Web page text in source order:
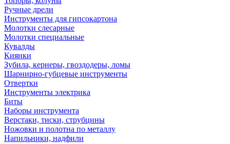
Ручные дрели
Инструменты для гипсокартона
Молотки слесарные
Молотки специальные
Кувалды
Киянки
Зубила, кернеры, гвоздодеры, ломы
Шарнирно-губцевые инструменты
Отвертки
Инструменты электрика
Биты
Наборы инструмента
Верстаки, тиски, струбцины
Ножовки и полотна по металлу
Напильники, надфили